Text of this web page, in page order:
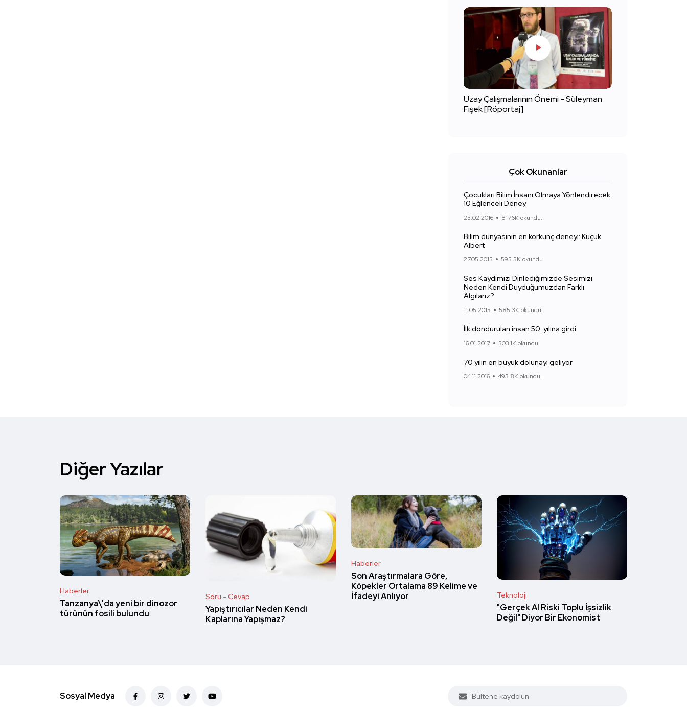
Uzay Çalışmalarının Önemi - Süleyman
Fişek [Röportaj]
Çok Okunanlar
Çocukları Bilim İnsanı Olmaya Yönlendirecek
10 Eğlenceli Deney
25.02.2016 817.6K okundu.
Bilim dünyasının en korkunç deneyi: Küçük
Albert
27.05.2015 595.5K okundu.
Ses Kaydımızı Dinlediğimizde Sesimizi
Neden Kendi Duyduğumuzdan Farklı
Algılarız?
11.05.2015 585.3K okundu.
İlk dondurulan insan 50. yılına girdi
16.01.2017 503.1K okundu.
70 yılın en büyük dolunayı geliyor
04.11.2016 493.8K okundu.
Diğer Yazılar
Haberler
Tanzanya\'da yeni bir dinozor
türünün fosili bulundu
Soru - Cevap
Yapıştırıcılar Neden Kendi
Kaplarına Yapışmaz?
Haberler
Son Araştırmalara Göre,
Köpekler Ortalama 89 Kelime ve
İfadeyi Anlıyor
Teknoloji
"Gerçek AI Riski Toplu İşsizlik
Değil" Diyor Bir Ekonomist
Sosyal Medya